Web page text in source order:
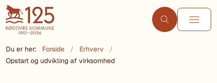
Du er her: Forside
Erhverv
Opstart og udvikling af virksomhed